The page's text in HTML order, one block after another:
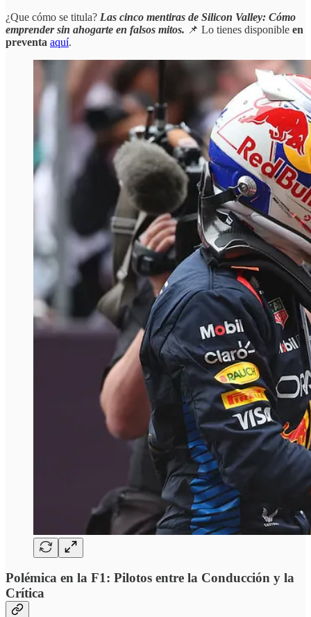
¿Que cómo se titula? Las cinco mentiras de Silicon Valley: Cómo
emprender sin ahogarte en falsos mitos. 📌 Lo tienes disponible en
preventa aquí.
Polémica en la F1: Pilotos entre la Conducción y la
Crítica